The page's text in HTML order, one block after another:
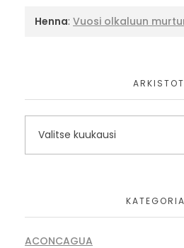
Henna: Vuosi olkaluun
ARKISTOT
ACONCAGUA